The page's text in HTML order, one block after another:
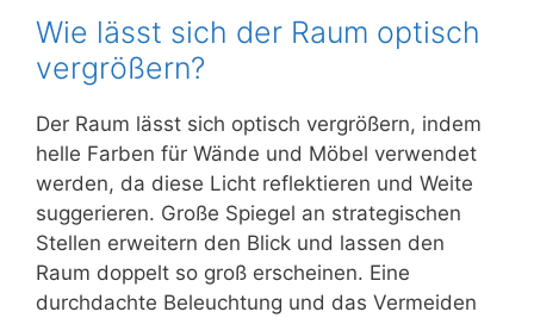
Wie lässt sich der Raum optisch
vergrößern?
Der Raum lässt sich optisch vergrößern, indem
helle Farben für Wände und Möbel verwendet
werden, da diese Licht reflektieren und Weite
suggerieren. Große Spiegel an strategischen
Stellen erweitern den Blick und lassen den
Raum doppelt so groß erscheinen. Eine
durchdachte Beleuchtung und das Vermeiden